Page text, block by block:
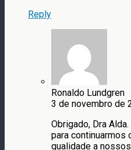
Reply
Ronaldo Lundgren
3 de novembro de
Obrigado, Dra
para continuarmos
qualidade a